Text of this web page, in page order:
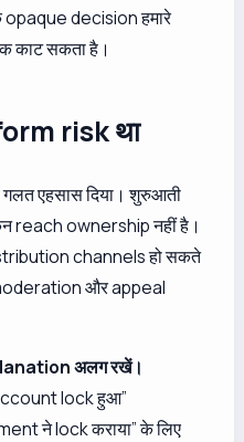
opaque decision हमारे
काट सकता है।
risk था
एहसास दिया। शुरुआती
reach ownership नहीं है।
channels हो सकते
और appeal
अलग रखें।
lock हुआ”
ने lock कराया” के लिए